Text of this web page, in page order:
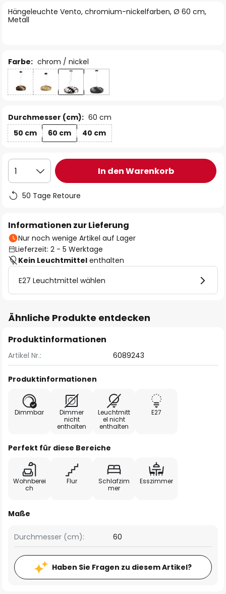
Hängeleuchte Vento, chromium-nickelfarben, Ø 60 cm,
Metall
Farbe: chrom / nickel
Durchmesser (cm): 60 cm
50 cm
60 cm 40 cm
1 In den Warenkorb
50 Tage Retoure
Informationen zur Lieferung
Nur noch wenige Artikel auf Lager
Lieferzeit: 2 - 5 Werktage
Kein Leuchtmittel enthalten
E27 Leuchtmittel wählen
Ähnliche Produkte entdecken
Produktinformationen
Artikel Nr.: 6089243
Produktinformationen
Dimmbar
Dimmer
nicht
enthalten
Leuchtmitt
el nicht
enthalten
E27
Perfekt für diese Bereiche
Wohnberei
ch
Flur
Schlafzim
mer
Esszimmer
Maße
Durchmesser (cm): 60
Haben Sie Fragen zu diesem Artikel?